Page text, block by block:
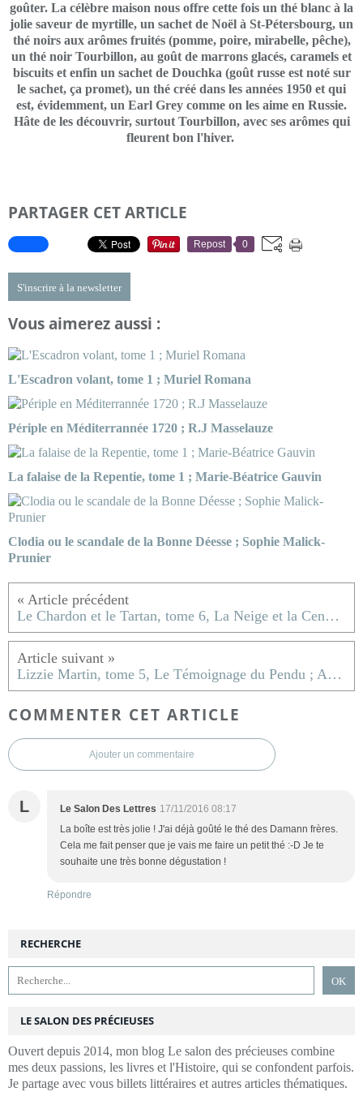
goûter. La célèbre maison nous offre cette fois un thé blanc à la
jolie saveur de myrtille, un sachet de Noël à St-Pétersbourg, un
thé noirs aux arômes fruités (pomme, poire, mirabelle, pêche),
un thé noir Tourbillon, au goût de marrons glacés, caramels et
biscuits et enfin un sachet de Douchka (goût russe est noté sur
le sachet, ça promet), un thé créé dans les années 1950 et qui
est, évidemment, un Earl Grey comme on les aime en Russie.
Hâte de les découvrir, surtout Tourbillon, avec ses arômes qui
fleurent bon l'hiver.
PARTAGER CET ARTICLE
Repost 0
S'inscrire à la newsletter
Vous aimerez aussi :
L'Escadron volant, tome 1 ; Muriel Romana
Périple en Méditerrannée 1720 ; R.J Masselauze
La falaise de la Repentie, tome 1 ; Marie-Béatrice Gauvin
Clodia ou le scandale de la Bonne Déesse ; Sophie Malick-
Prunier
Le Chardon et le Tartan, tome 6, La Neige et la Cendre ; Diana Gabaldon
Lizzie Martin, tome 5, Le Témoignage du Pendu ; Ann Granger
COMMENTER CET ARTICLE
Ajouter un commentaire
L Le Salon Des Lettres 17/11/2016 08:17
La boîte est très jolie ! J'ai déjà goûté le thé des Damann frères.
Cela me fait penser que je vais me faire un petit thé :-D Je te
souhaite une très bonne dégustation !
Répondre
RECHERCHE
LE SALON DES PRÉCIEUSES
Ouvert depuis 2014, mon blog Le salon des précieuses combine
mes deux passions, les livres et l'Histoire, qui se confondent parfois.
Je partage avec vous billets littéraires et autres articles thématiques.